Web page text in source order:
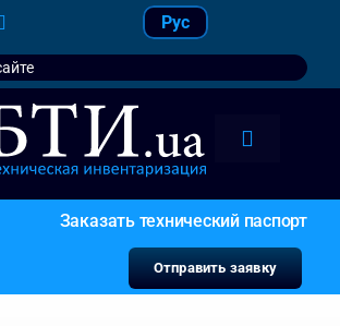
Рус
Toggle
услуги
Заказать технический паспорт
Отправить заявку